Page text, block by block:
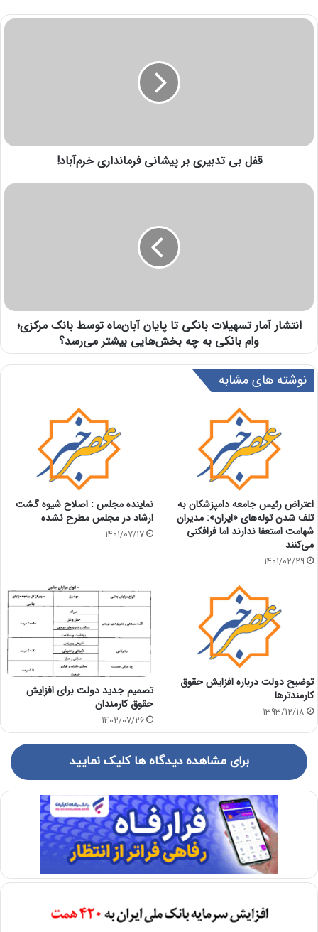
قفل بی تدبیری بر پیشانی فرمانداری خرم‌آباد!
انتشار آمار تسهیلات بانکی تا پایان آبان‌ماه توسط بانک مرکزی؛
وام‌ بانکی به چه بخش‌هایی بیشتر می‌رسد؟
نوشته های مشابه
اعتراض رئیس جامعه دامپزشکان به
تلف شدن توله‌های «ایران»: مدیران
شهامت استعفا ندارند اما فرافکنی
می‌کنند
1401/02/29
نماینده مجلس : اصلاح شیوه گشت
ارشاد در مجلس مطرح نشده
1401/07/17
توضیح دولت درباره افزایش حقوق
کارمندترها
1393/12/18
تصمیم جدید دولت برای افزایش
حقوق کارمندان
1402/07/26
برای مشاهده دیدگاه ها کلیک نمایید